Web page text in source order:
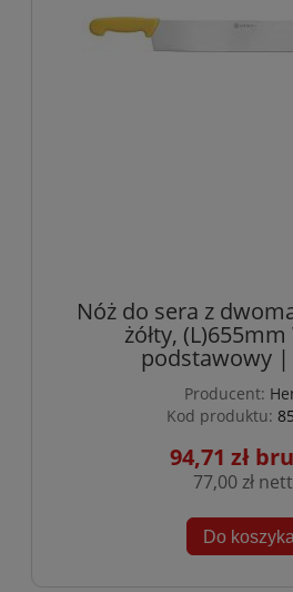
Nóż do sera z
żółty,
podstawowy |
Producent:
Kod produktu:
94,71 zł
77,00 zł
Do koszyka